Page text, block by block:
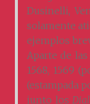
Dusinelli,
solamente
ejemplos
Aparte de
1568, 1569
(estampada
junto los